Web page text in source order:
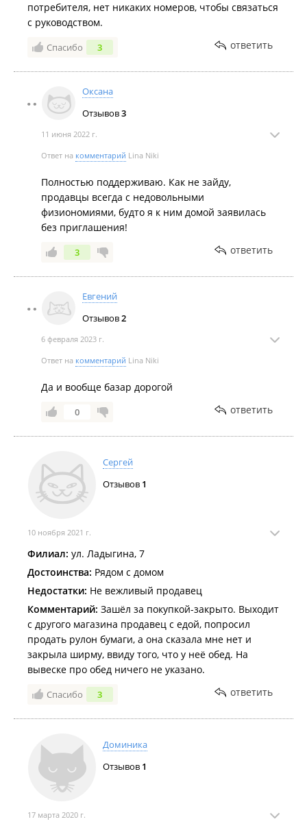
потребителя, нет никаких номеров, чтобы связаться
с руководством.
Спасибо 3 ответить
Оксана
Отзывов3
11 июня 2022 г.
Ответ на комментарий Lina Niki
Полностью поддерживаю. Как не зайду,
продавцы всегда с недовольными
физиономиями, будто я к ним домой заявилась
без приглашения!
3 ответить
Евгений
Отзывов2
6 февраля 2023 г.
Ответ на комментарий Lina Niki
Да и вообще базар дорогой
0 ответить
Сергей
Отзывов 1
10 ноября 2021 г.
Филиал: ул. Ладыгина, 7
Достоинства: Рядом с домом
Недостатки: Не вежливый продавец
Комментарий: Зашёл за покупкой-закрыто. Выходит
с другого магазина продавец с едой, попросил
продать рулон бумаги, а она сказала мне нет и
закрыла ширму, ввиду того, что у неё обед. На
вывеске про обед ничего не указано.
Спасибо 3 ответить
Доминика
Отзывов 1
17 марта 2020 г.